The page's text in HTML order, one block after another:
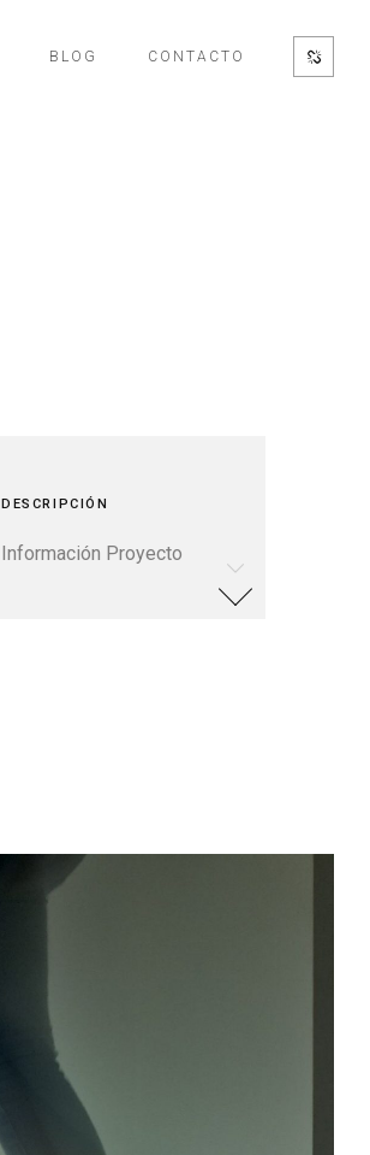
BLOG CONTACTO
DESCRIPCIÓN
Información Proyecto